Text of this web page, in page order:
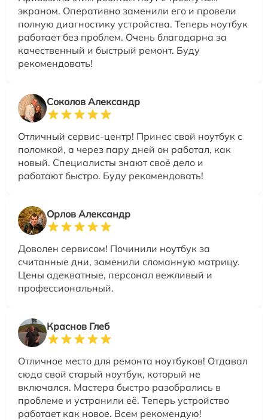
экраном. Оперативно заменили его и провели
полную диагностику устройства. Теперь ноутбук
работает без проблем. Очень благодарна за
качественный и быстрый ремонт. Буду
рекомендовать!
Соколов Александр
Отличный сервис-центр! Принес свой ноутбук с
поломкой, а через пару дней он работал, как
новый. Специалисты знают своё дело и
работают быстро. Буду рекомендовать!
Орлов Александр
Доволен сервисом! Починили ноутбук за
считанные дни, заменили сломанную матрицу.
Цены адекватные, персонал вежливый и
профессиональный.
Краснов Глеб
Отличное место для ремонта ноутбуков! Отдавал
сюда свой старый ноутбук, который не
включался. Мастера быстро разобрались в
проблеме и устранили её. Теперь устройство
работает как новое. Всем рекомендую!